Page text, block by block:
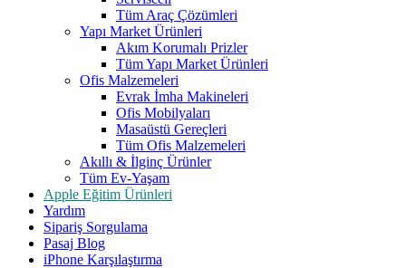
Tüm Araç Çözümleri
Yapı Market Ürünleri
Akım Korumalı Prizler
Tüm Yapı Market Ürünleri
Ofis Malzemeleri
Evrak İmha Makineleri
Ofis Mobilyaları
Masaüstü Gereçleri
Tüm Ofis Malzemeleri
Akıllı & İlginç Ürünler
Tüm Ev-Yaşam
Apple Eğitim Ürünleri
Yardım
Sipariş Sorgulama
Pasaj Blog
iPhone Karşılaştırma